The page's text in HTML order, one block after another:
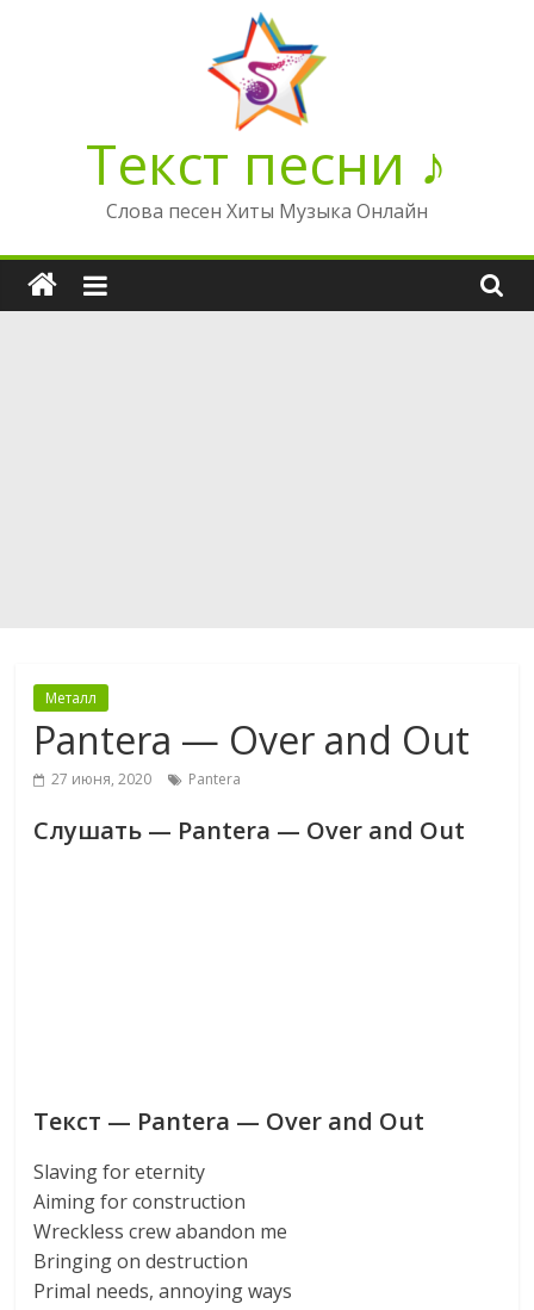
Текст песни ♪
Слова песен Хиты Музыка Онлайн
Металл
Pantera — Over and Out
27 июня, 2020 Pantera
Слушать — Pantera — Over and Out
Текст — Pantera — Over and Out
Slaving for eternity
Aiming for construction
Wreckless crew abandon me
Bringing on destruction
Primal needs, annoying ways